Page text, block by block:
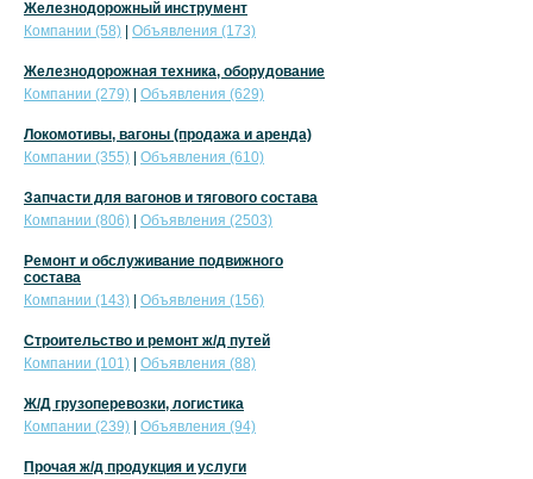
Железнодорожный инструмент
Компании (58)
Объявления (173)
Железнодорожная техника, оборудование
Компании (279)
Объявления (629)
Локомотивы, вагоны (продажа и аренда)
Компании (355)
Объявления (610)
Запчасти для вагонов и тягового состава
Компании (806)
Объявления (2503)
Ремонт и обслуживание подвижного
состава
Компании (143)
Объявления (156)
Строительство и ремонт ж/д путей
Компании (101)
Объявления (88)
Ж/Д грузоперевозки, логистика
Компании (239)
Объявления (94)
Прочая ж/д продукция и услуги